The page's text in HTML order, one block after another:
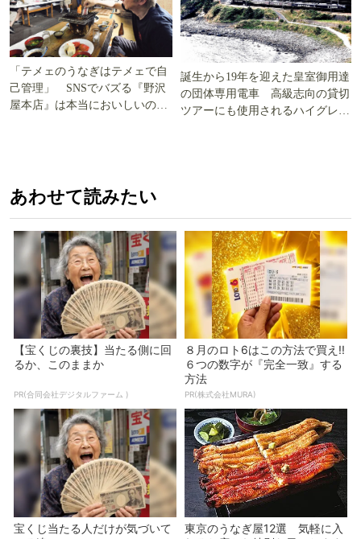
「テメェのうなぎはテメェで自
己管理」 SNSでバズる『野沢
屋本店』は本当においしいの
誕生から19年を迎えた皇室御用達
の団体専用電車 高級志向の貸切
ツアーにも使用されるハイグレー
あわせて読みたい
【宝くじの裏技】当たる側に回
るか、このままか
PR(合同会社デジタルファーム )
８月のロト6はこの方法で買え!!
６つの数字が『完全一致』する
方法
PR(株式会社MURA)
宝くじ当たる人だけが気づいて
東京のうなぎ屋12選 気軽に入